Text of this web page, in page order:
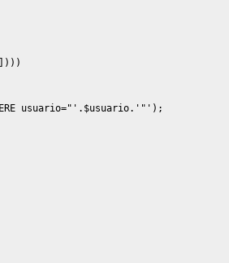
] ) ) )
usuario="' . $usuario. '"' ) ;